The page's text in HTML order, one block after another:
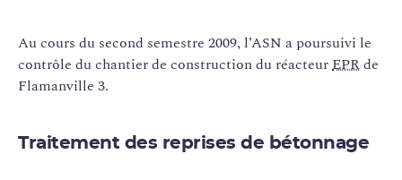
Au cours du second semestre 2009, l’ASN a poursuivi le
contrôle du chantier de construction du réacteurEPRde
Flamanville 3.
Traitement des reprises de bétonnage